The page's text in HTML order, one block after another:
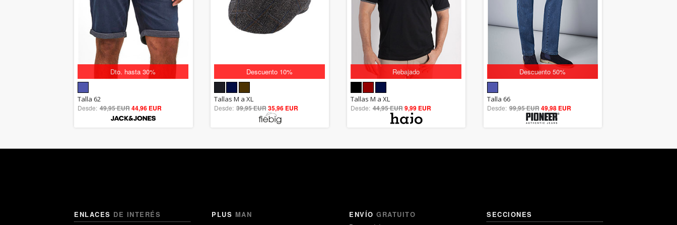
Dto. hasta 30%
out of 5
Talla 62
Desde: 49,95 EUR44,96 EUR
Descuento 10%
5.00
out of 5
Tallas M a XL
Desde: 39,95 EUR35,96 EUR
Rebajado
5.00
out of 5
Tallas M a XL
Desde: 44,95 EUR9,99 EUR
Descuento 50%
out of 5
Talla 66
Desde: 99,95 EUR49,98 EUR
ENLACES DE INTERÉS PLUS MAN
ENVÍO GRATUITO
SECCIONES